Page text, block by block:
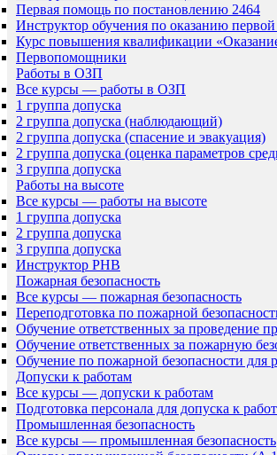
Первая помощь по постановлению 2464
Инструктор обучения по оказанию
Курс повышения квалификации
Первопомощники
Работы в ОЗП
Все курсы — работы в ОЗП
1 группа допуска
2 группа допуска (наблюдающий)
2 группа допуска (спасение и эвакуация)
2 группа допуска (оценка параметров
3 группа допуска
Работы на высоте
Все курсы — работы на высоте
1 группа допуска
2 группа допуска
3 группа допуска
Инструктор РНВ
Пожарная безопасность
Все курсы — пожарная безопасность
Переподготовка по пожарной
Обучение ответственных за проведение
Обучение ответственных за пожарную
Обучение по пожарной безопасности для
Допуски к работам
Все курсы — допуски к работам
Подготовка персонала для допуска к
Промышленная безопасность
Все курсы — промышленная безопасность